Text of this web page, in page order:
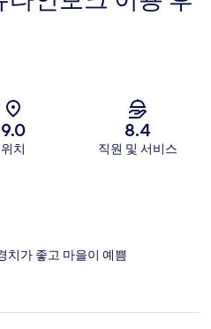
9.0
위치
8.4
직원 및 서비스
치가 좋고 마을이 예쁨